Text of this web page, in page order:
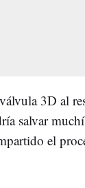
3D al
salvar
el